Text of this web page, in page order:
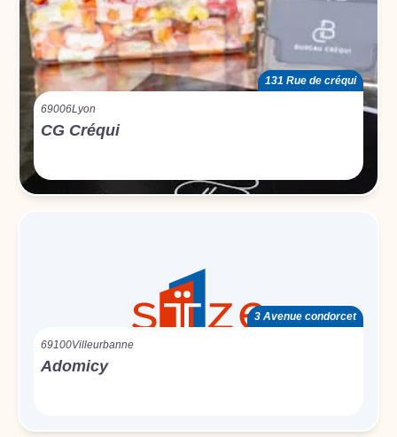
131 Rue de créqui
69006Lyon
CG Créqui
3 Avenue condorcet
69100Villeurbanne
Adomicy